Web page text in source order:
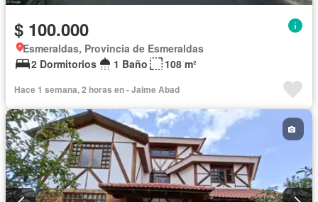
$ 100.000
Esmeraldas, Provincia de Esmeraldas
2 Dormitorios
1 Baño 108 m²
Hace 1 semana, 2 horas en - Jaime Abad